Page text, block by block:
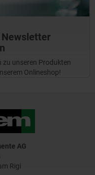
zu unseren Produkten
Onlineshop!
AG
Rigi